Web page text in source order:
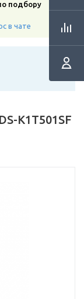
подбору
в чате
K1T501SF